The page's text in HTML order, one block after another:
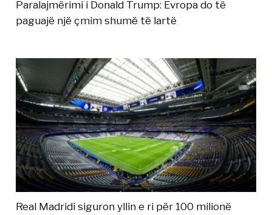
Paralajmërimi i Donald Trump: Evropa do të
paguajë një çmim shumë të lartë
Real Madridi siguron yllin e ri për 100 milionë